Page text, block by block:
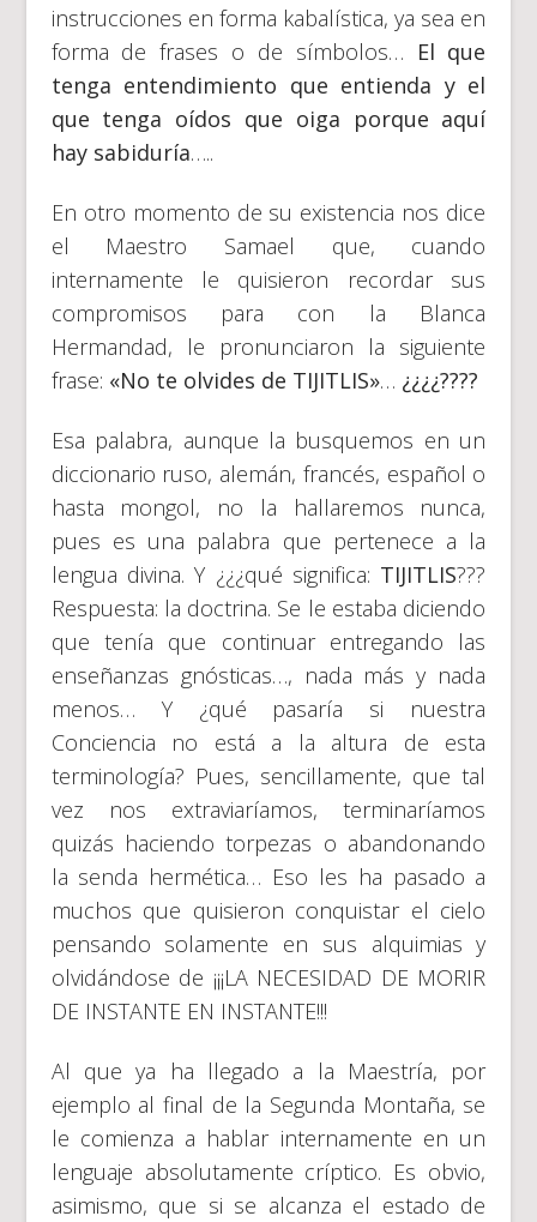
instrucciones en forma kabalística, ya sea en
forma de frases o de símbolos… El que
tenga entendimiento que entienda y el
que tenga oídos que oiga porque aquí
hay sabiduría…..
En otro momento de su existencia nos dice
el Maestro Samael que, cuando
internamente le quisieron recordar sus
compromisos para con la Blanca
Hermandad, le pronunciaron la siguiente
frase: «No te olvides de TIJITLIS»… ¿¿¿¿????
Esa palabra, aunque la busquemos en un
diccionario ruso, alemán, francés, español o
hasta mongol, no la hallaremos nunca,
pues es una palabra que pertenece a la
lengua divina. Y ¿¿¿qué significa: TIJITLIS???
Respuesta: la doctrina. Se le estaba diciendo
que tenía que continuar entregando las
enseñanzas gnósticas…, nada más y nada
menos… Y ¿qué pasaría si nuestra
Conciencia no está a la altura de esta
terminología? Pues, sencillamente, que tal
vez nos extraviaríamos, terminaríamos
quizás haciendo torpezas o abandonando
la senda hermética… Eso les ha pasado a
muchos que quisieron conquistar el cielo
pensando solamente en sus alquimias y
olvidándose de ¡¡¡LA NECESIDAD DE MORIR
DE INSTANTE EN INSTANTE!!!
Al que ya ha llegado a la Maestría, por
ejemplo al final de la Segunda Montaña, se
le comienza a hablar internamente en un
lenguaje absolutamente críptico. Es obvio,
asimismo, que si se alcanza el estado de